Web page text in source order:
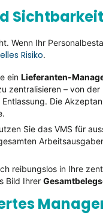
Wenn Ihr
Risiko.
ein Lieferanten-
zentralisieren – von
Die
Sie das VMS für
reibungslos in Ihre
Bild Ihrer